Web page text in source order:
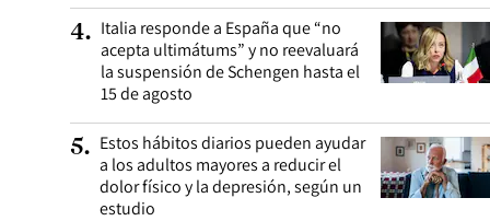
4. Italia responde a España que “no
acepta ultimátums” y no reevaluará
la suspensión de Schengen hasta el
15 de agosto
5. Estos hábitos diarios pueden ayudar
a los adultos mayores a reducir el
dolor físico y la depresión, según un
estudio